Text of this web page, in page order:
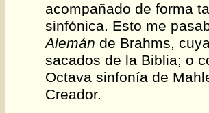
acompañado de forma
sinfónica. Esto me
Alemán de Brahms,
sacados de la Biblia; o
Octava sinfonía de
Creador.